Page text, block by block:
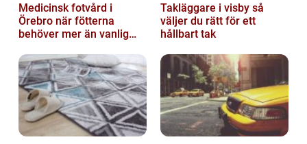
Medicinsk fotvård i
Örebro när fötterna
behöver mer än vanlig
Takläggare i visby så
väljer du rätt för ett
hållbart tak